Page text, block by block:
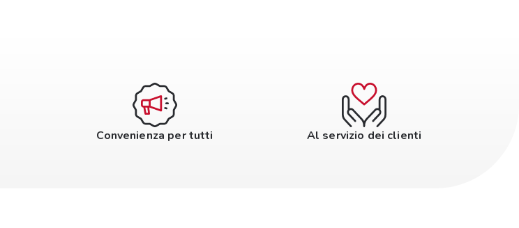
Convenienza per tutti Al servizio dei clienti